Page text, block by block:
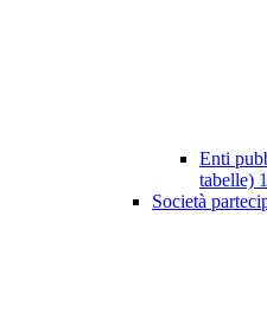
Enti
tabelle) 1
Società